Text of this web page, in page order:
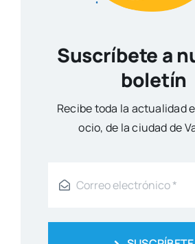
Suscríbete a
boletín
Reci­be toda la actua­li­dad
ocio, de la ciu­dad de